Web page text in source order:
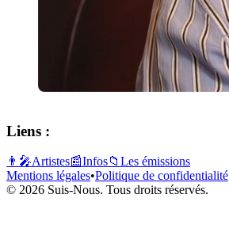
Liens :
👨‍🎤Artistes📰Infos📁 Les émissions
Mentions légales•Politique de confidentialité
© 2026 Suis-Nous. Tous droits réservés.